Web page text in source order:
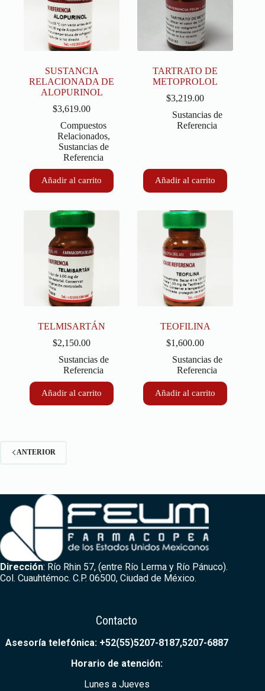
SUSTANCIA
RELACIONADA DE
ALOPURINOL
$3,619.00
Compuestos
Relacionados,
Sustancias de
Referencia
Añadir al carrito
TARTRATO DE
METOPROLOL
$3,219.00
Sustancias de
Referencia
Añadir al carrito
TELMISARTÁN
$2,150.00
Sustancias de
Referencia
Añadir al carrito
TEOFILINA
$1,600.00
Sustancias de
Referencia
Añadir al carrito
ANTERIOR
Dirección: Río Rhin 57, (entre Río Lerma y Río Pánuco).
Col. Cuauhtémoc. C.P. 06500, Ciudad de México.
Contacto
Asesoría telefónica: +52(55)5207-8187,5207-6887
Horario de atención:
Lunes a Jueves